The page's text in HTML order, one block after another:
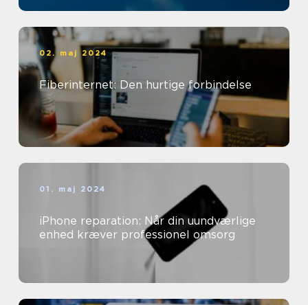
02. maj 2024
Fiberinternet: Den hurtige forbindelse
01. maj 2024
iPhone reparation: Når din uundværlige
enhed kræver professionel omsorg